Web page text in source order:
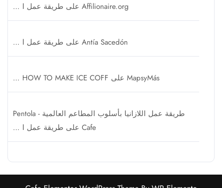
Affilionaire.org على طريقة عمل ا …
Antía Sacedón على طريقة عمل ا …
MapsyMás على HOW TO MAKE ICE COFF …
طريقة عمل اللازانيا بأسلوب المطاعم العالمية - Pentola
Cafe على طريقة عمل ا …